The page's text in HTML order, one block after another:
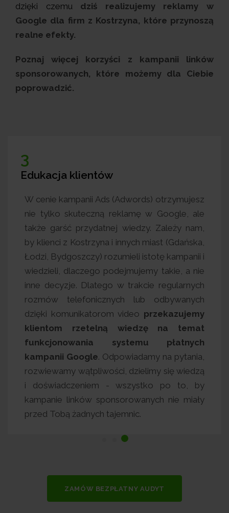
dzięki czemu dziś realizujemy reklamy w
Google dla firm z Kostrzyna, które przynoszą
realne efekty.
Poznaj więcej korzyści z kampanii linków
sponsorowanych, które możemy dla Ciebie
poprowadzić.
Raz
raporty
bieżąco
zmiany
by klient
robi, a
w
czekał
sam
Edukacja klientów
W cenie kampanii Ads (Adwords)
nie tylko skuteczną reklamę w
także garść przydatnej wiedzy.
by klienci z Kostrzyna i innych miast
Łodzi, Bydgoszczy) rozumieli istotę
wiedzieli, dlaczego podejmujemy
inne decyzje. Dlatego w trakcie
rozmów telefonicznych lub
dzięki komunikatorom video
klientom rzetelną wiedzę na
funkcjonowania systemu
kampanii Google. Odpowiadamy na
rozwiewamy wątpliwości, dzielimy się
i doświadczeniem - wszystko po
kampanie linków sponsorowanych nie
przed Tobą żadnych tajemnic.
ZAMÓW BEZPŁATNY AUDYT